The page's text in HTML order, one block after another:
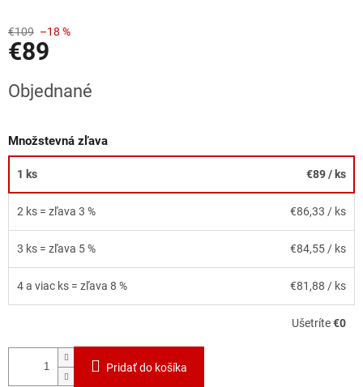
€109 –18 %
€89
cena:
Objednané
Množstevná zľava
1 ks €89/ ks
2 ks = zľava 3 % €86,33 / ks
3 ks = zľava 5 % €84,55 / ks
4 a viac ks = zľava 8 % €81,88 / ks
Ušetríte€0
Pridať do košíka